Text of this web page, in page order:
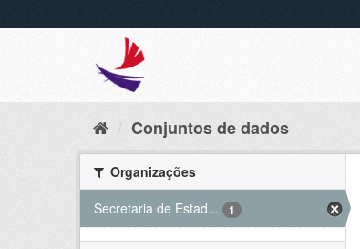
Conjuntos de dados
Organizações
Secretaria de Estad...
1